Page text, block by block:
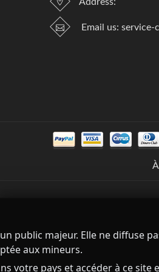
Address:
Email us: service-
Nous utilisons des cookies
votre expérience. Vous
public majeur. Elle ne diffuse
aux mineurs.
votre pays et accéder à ce site